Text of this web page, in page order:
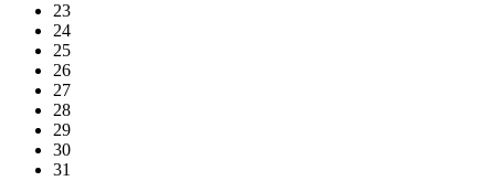
23
24
25
26
27
28
29
30
31